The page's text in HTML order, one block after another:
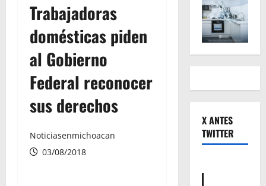
Trabajadoras
domésticas piden
al Gobierno
Federal reconocer
sus derechos
Noticiasenmichoacan
03/08/2018
X ANTES
TWITTER